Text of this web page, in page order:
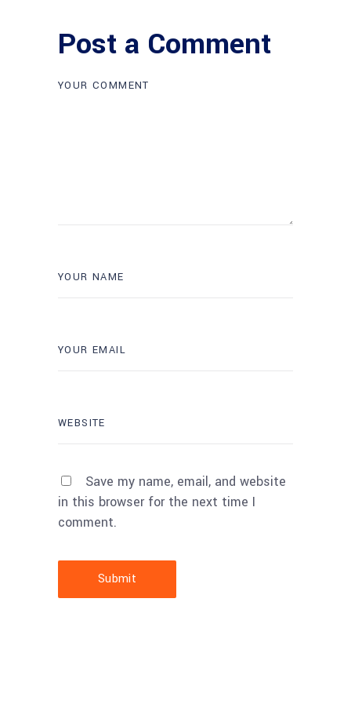
Post a Comment
Save my name, email, and website
in this browser for the next time I
comment.
Submit